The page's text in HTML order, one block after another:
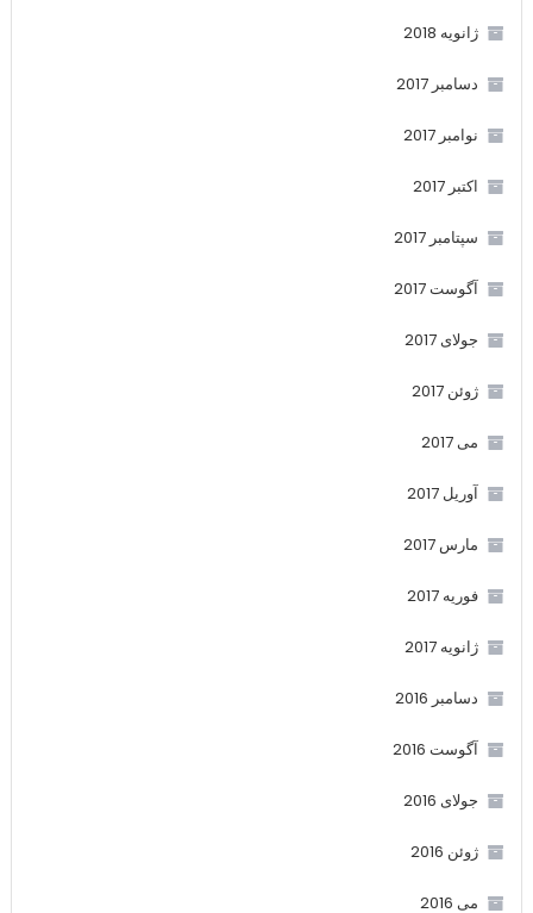
ژانویه 2018
دسامبر 2017
نوامبر 2017
اکتبر 2017
سپتامبر 2017
آگوست 2017
جولای 2017
ژوئن 2017
می 2017
آوریل 2017
مارس 2017
فوریه 2017
ژانویه 2017
دسامبر 2016
آگوست 2016
جولای 2016
ژوئن 2016
می 2016